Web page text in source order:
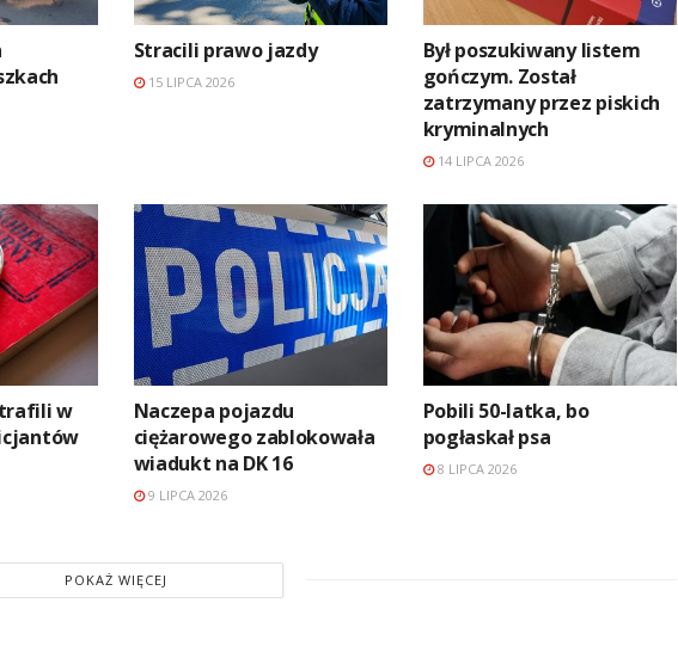
Stracili prawo jazdy
15 LIPCA 2026
Był poszukiwany listem
gończym. Został
zatrzymany przez piskich
kryminalnych
14 LIPCA 2026
trafili w
Naczepa pojazdu
ciężarowego zablokowała
wiadukt na DK 16
9 LIPCA 2026
Pobili 50-latka, bo
pogłaskał psa
8 LIPCA 2026
POKAŻ WIĘCEJ